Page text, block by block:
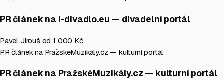
PR článek na i-divadlo.eu — divadelní portál
Pavel Jirouš od 1 000 Kč
PR článek na PražskéMuzikály.cz — kulturní portál
PR článek na PražskéMuzikály.cz — kulturní portál